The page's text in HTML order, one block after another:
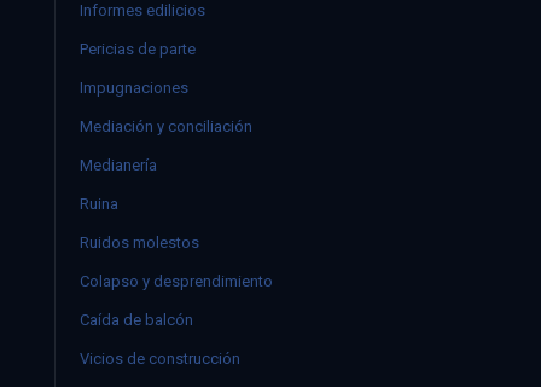
Informes edilicios
Pericias de parte
Impugnaciones
Mediación y conciliación
Medianería
Ruina
Ruidos molestos
Colapso y desprendimiento
Caída de balcón
Vicios de construcción